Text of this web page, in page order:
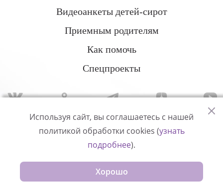
Видеоанкеты детей-сирот
Приемным родителям
Как помочь
Спецпроекты
Политика конфиденциальности
© Измени одну жизнь
Используя сайт, вы соглашаетесь с нашей
политикой обработки cookies (узнать
подробнее).
Хорошо